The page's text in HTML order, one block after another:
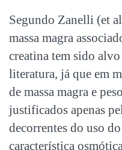
Segundo Zanelli (et
massa magra
creatina tem sido
literatura, já que em
de massa magra e
justificados apenas
decorrentes do uso
característica